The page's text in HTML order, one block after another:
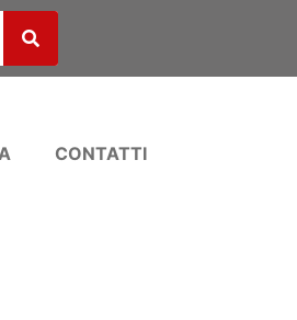
CONTATTI